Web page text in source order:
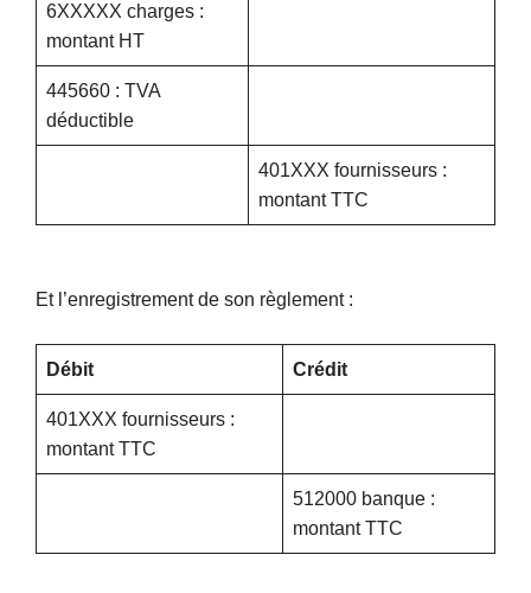
6XXXXX charges :
montant HT
445660 : TVA
déductible
401XXX fournisseurs :
montant TTC
Et l’enregistrement de son règlement :
Débit Crédit
401XXX fournisseurs :
montant TTC
512000 banque :
montant TTC